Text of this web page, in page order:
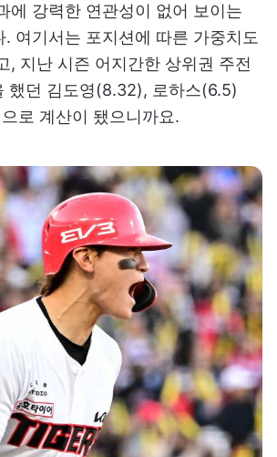
에 강력한 연관성이 없어 보이는
. 여기서는 포지션에 따른 가중치도
, 지난 시즌 어지간한 상위권 주전
했던 김도영(8.32), 로하스(6.5)
로 계산이 됐으니까요.